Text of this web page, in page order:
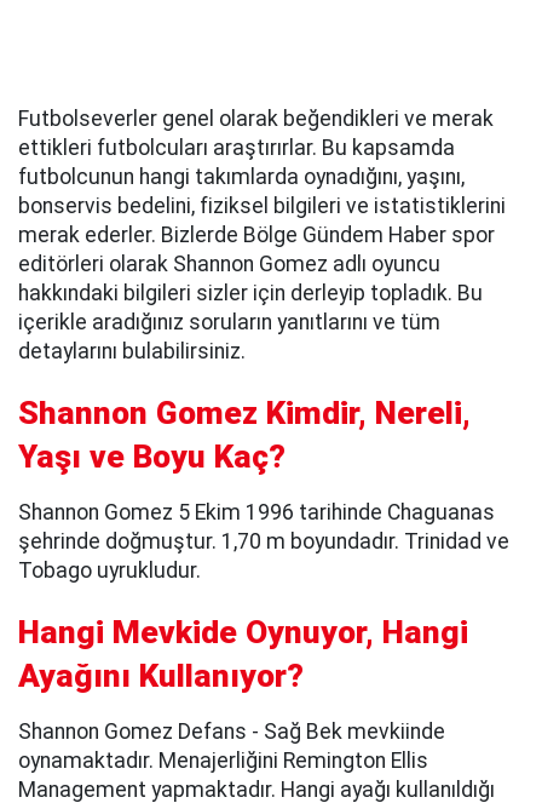
Futbolseverler genel olarak beğendikleri ve merak
ettikleri futbolcuları araştırırlar. Bu kapsamda
futbolcunun hangi takımlarda oynadığını, yaşını,
bonservis bedelini, fiziksel bilgileri ve istatistiklerini
merak ederler. Bizlerde Bölge Gündem Haber spor
editörleri olarak Shannon Gomez adlı oyuncu
hakkındaki bilgileri sizler için derleyip topladık. Bu
içerikle aradığınız soruların yanıtlarını ve tüm
detaylarını bulabilirsiniz.
Shannon Gomez Kimdir, Nereli,
Yaşı ve Boyu Kaç?
Shannon Gomez 5 Ekim 1996 tarihinde Chaguanas
şehrinde doğmuştur. 1,70 m boyundadır. Trinidad ve
Tobago uyrukludur.
Hangi Mevkide Oynuyor, Hangi
Ayağını Kullanıyor?
Shannon Gomez Defans - Sağ Bek mevkiinde
oynamaktadır. Menajerliğini Remington Ellis
Management yapmaktadır. Hangi ayağı kullanıldığı